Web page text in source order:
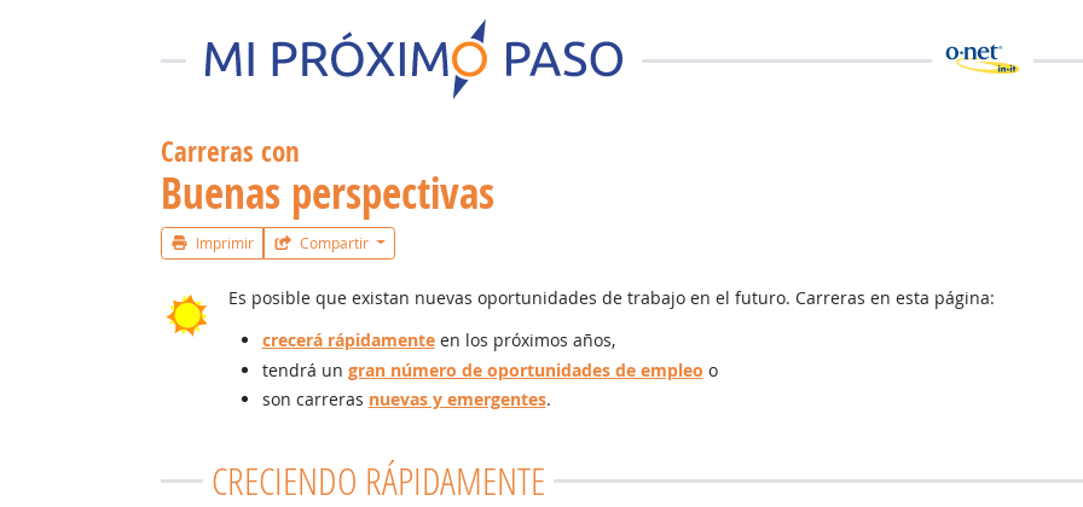
Carreras con
Buenas perspectivas
Imprimir Compartir
Es posible que existan nuevas oportunidades de trabajo en el futuro. Carreras en esta página:
crecerá rápidamenteen los próximos años,
tendrá un gran número de oportunidades de empleo o
son carreras nuevas y emergentes.
CRECIENDO RÁPIDAMENTE